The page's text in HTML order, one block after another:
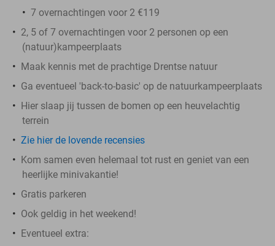
7 overnachtingen voor 2 €119
2, 5 of 7 overnachtingen voor 2 personen op een
(natuur)kampeerplaats
Maak kennis met de prachtige Drentse natuur
Ga eventueel 'back-to-basic' op de natuurkampeerplaats
Hier slaap jij tussen de bomen op een heuvelachtig
terrein
Zie hier de lovende recensies
Kom samen even helemaal tot rust en geniet van een
heerlijke minivakantie!
Gratis parkeren
Ook geldig in het weekend!
Eventueel extra: